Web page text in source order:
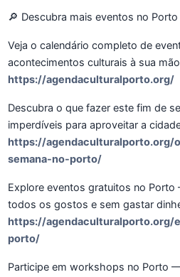
🔎 Descubra mais eventos no Porto
Veja o calendário completo de
acontecimentos culturais à sua
https://agendaculturalporto.org/
Descubra o que fazer este fim de
imperdíveis para aproveitar a
https://
semana-no-porto/
Explore eventos gratuitos no
todos os gostos e sem gastar
https://agendaculturalporto.org/
porto/
Participe em workshops no Porto